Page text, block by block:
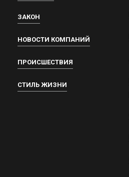
ЗАКОН
НОВОСТИ КОМПАНИЙ
ПРОИСШЕСТВИЯ
СТИЛЬ ЖИЗНИ